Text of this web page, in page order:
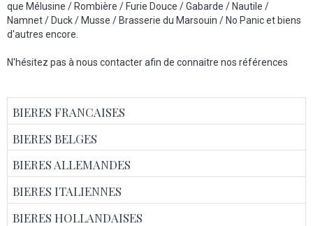
que Mélusine / Rombière / Furie Douce / Gabarde / Nautile /
Namnet / Duck / Musse / Brasserie du Marsouin / No Panic et biens
d'autres encore.
N'hésitez pas à nous contacter afin de connaitre nos références
BIERES FRANCAISES
BIERES BELGES
BIERES ALLEMANDES
BIERES ITALIENNES
BIERES HOLLANDAISES